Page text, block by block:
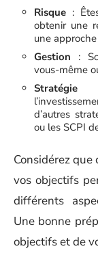
Risque :
obtenir une
une
Gestion :
vous-même
Stratégie
d’autres
ou les SCPI
Considérez
vos objectifs
différents
Une bonne
objectifs et de